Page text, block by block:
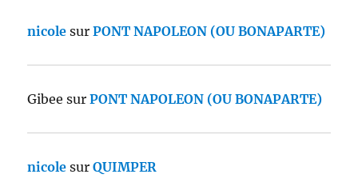
nicole surPONT NAPOLEON (OU BONAPARTE)
Gibee surPONT NAPOLEON (OU BONAPARTE)
nicole surQUIMPER